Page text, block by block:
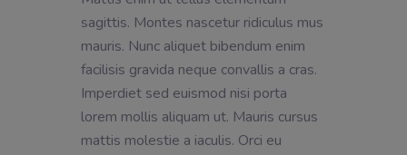
sagittis. Montes nascetur ridiculus mus
mauris. Nunc aliquet bibendum enim
facilisis gravida neque convallis a cras.
Imperdiet sed euismod nisi porta
lorem mollis aliquam ut. Mauris cursus
mattis molestie a iaculis. Orci eu